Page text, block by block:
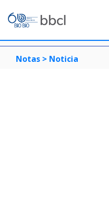
Notas > Noticia